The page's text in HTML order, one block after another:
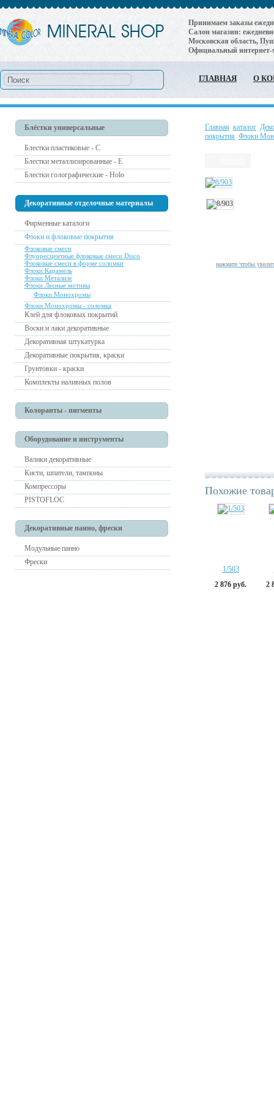
Принимаем заказы
Салон магазин:
Московская область,
Официальный интернет-
ГЛАВНАЯ О
Блёстки универсальные
Блестки пластиковые - С
Блестки металлизированные - Е
Блестки голографические - Holo
Декоративные отделочные материалы
Фирменные каталоги
Флоки и флоковые покрытия
Флоковые смеси
Флуоресцентные флоковые смеси Disco
Флоковые смеси в форме соломки
Флоки Карамель
Флоки Метализе
Флоки Лесные мотивы
Флоки Монохромы
Флоки Монохромы - соломка
Клей для флоковых покрытий
Воски и лаки декоративные
Декоративная штукатурка
Декоративные покрытия, краски
Грунтовки - краски
Комплекты наливных полов
Колоранты - пигменты
Оборудование и инструменты
Валики декоративные
Кисти, шпатели, тампоны
Компрессоры
PISTOFLOC
Декоративные панно, фрески
Модульные панно
Фрески
Главная каталог
покрытия Флоки
нажмите чтобы
Похожие
1/503
2 876 руб.
2